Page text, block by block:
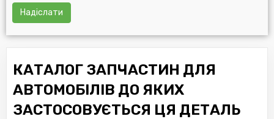
Надіслати
КАТАЛОГ ЗАПЧАСТИН ДЛЯ
АВТОМОБІЛІВ ДО ЯКИХ
ЗАСТОСОВУЄТЬСЯ ЦЯ ДЕТАЛЬ